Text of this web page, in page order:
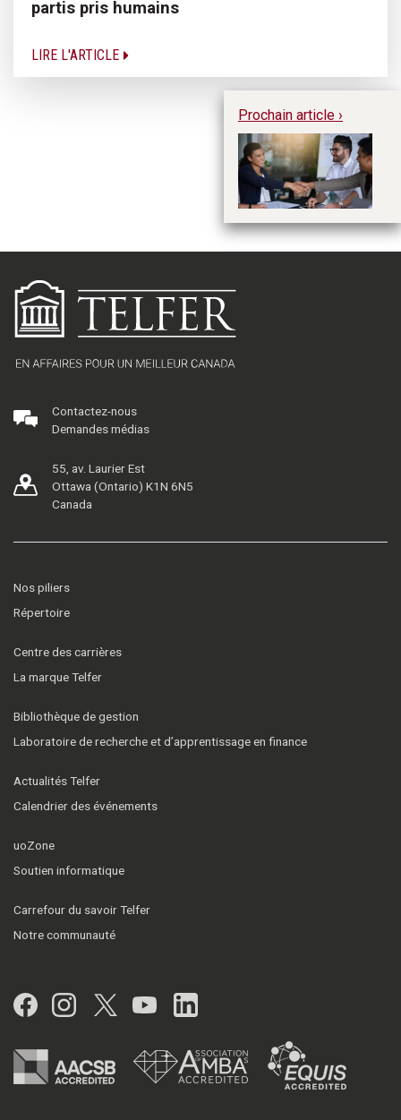
partis pris humains
LIRE L'ARTICLE
Prochain article ›
Contactez-nous
Demandes médias
55, av. Laurier Est
Ottawa (Ontario) K1N 6N5
Canada
Nos piliers
Répertoire
Centre des carrières
La marque Telfer
Bibliothèque de gestion
Laboratoire de recherche et d’apprentissage en finance
Actualités Telfer
Calendrier des événements
uoZone
Soutien informatique
Carrefour du savoir Telfer
Notre communauté
Facebook
Instagram
Twitter
YouTubeLinkedIn